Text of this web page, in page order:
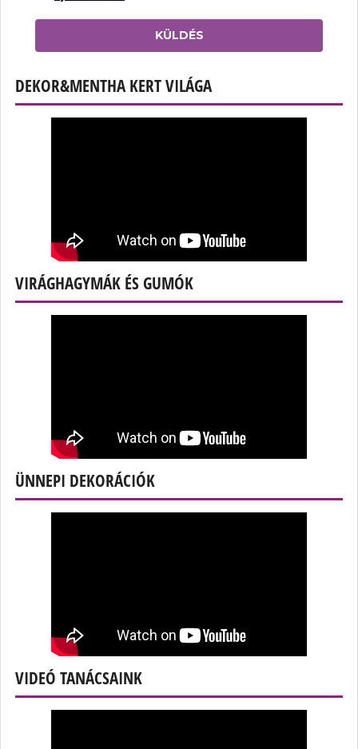
KÜLDÉS
DEKOR&MENTHA KERT VILÁGA
VIRÁGHAGYMÁK ÉS GUMÓK
ÜNNEPI DEKORÁCIÓK
VIDEÓ TANÁCSAINK